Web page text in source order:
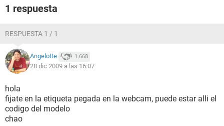
1 respuesta
RESPUESTA 1 / 1
Angelotte 1.668
28 dic 2009 a las 16:07
hola
fijate en la etiqueta pegada en la webcam, puede estar alli el
codigo del modelo
chao